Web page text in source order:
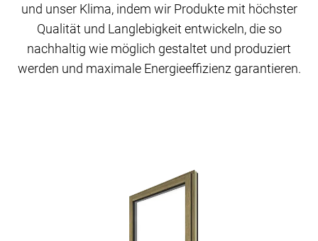
und unser Klima, indem wir Produkte mit höchster
Qualität und Langlebigkeit entwickeln, die so
nachhaltig wie möglich gestaltet und produziert
werden und maximale Energieeffizienz garantieren.